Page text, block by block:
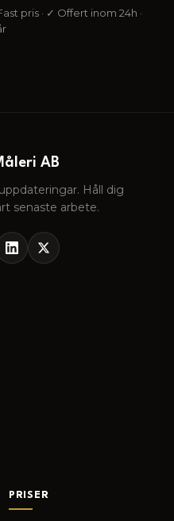
pris · ✓ Offert inom 24h ·
AB
Håll dig
senaste arbete.
PRISER